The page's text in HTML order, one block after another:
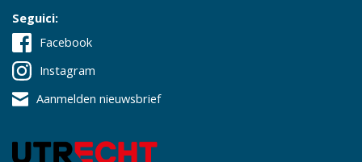
Seguici:
Facebook
Instagram
Aanmelden nieuwsbrief